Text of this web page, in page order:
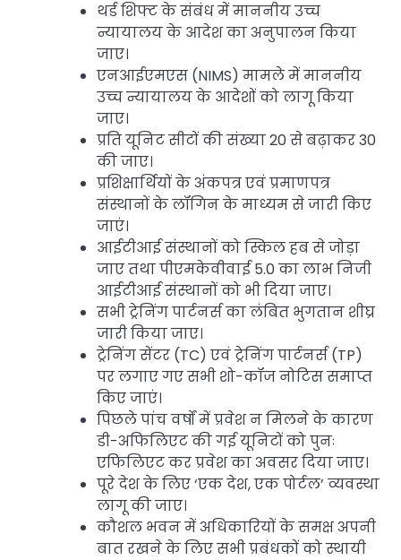
थर्ड शिफ्ट के संबंध में माननीय उच्च
न्यायालय के आदेश का अनुपालन किया
जाए।
एनआईएमएस (NIMS) मामले में माननीय
उच्च न्यायालय के आदेशों को लागू किया
जाए।
प्रति यूनिट सीटों की संख्या 20 से बढ़ाकर 30
की जाए।
प्रशिक्षार्थियों के अंकपत्र एवं प्रमाणपत्र
संस्थानों के लॉगिन के माध्यम से जारी किए
जाएं।
आईटीआई संस्थानों को स्किल हब से जोड़ा
जाए तथा पीएमकेवीवाई 5.0 का लाभ निजी
आईटीआई संस्थानों को भी दिया जाए।
सभी ट्रेनिंग पार्टनर्स का लंबित भुगतान शीघ्र
जारी किया जाए।
ट्रेनिंग सेंटर (TC) एवं ट्रेनिंग पार्टनर्स (TP)
पर लगाए गए सभी शो-कॉज नोटिस समाप्त
किए जाएं।
पिछले पांच वर्षों में प्रवेश न मिलने के कारण
डी-अफिलिएट की गई यूनिटों को पुनः
एफिलिएट कर प्रवेश का अवसर दिया जाए।
पूरे देश के लिए ‘एक देश, एक पोर्टल’ व्यवस्था
लागू की जाए।
कौशल भवन में अधिकारियों के समक्ष अपनी
बात रखने के लिए सभी प्रबंधकों को स्थायी